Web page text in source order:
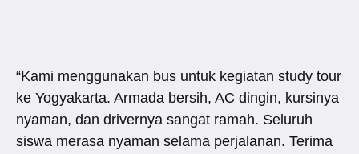
“Kami menggunakan bus untuk kegiatan study tour
ke Yogyakarta. Armada bersih, AC dingin, kursinya
nyaman, dan drivernya sangat ramah. Seluruh
siswa merasa nyaman selama perjalanan. Terima